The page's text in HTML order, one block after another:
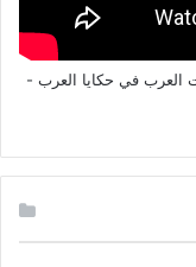
العرب في حكايا العرب -